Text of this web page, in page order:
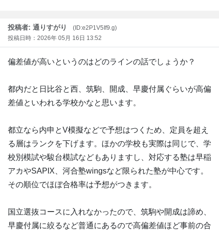
投稿者: 通りすがり
(ID:e2P1V5If9.g)
投稿日時：2026年 05月 16日 13:52
偏差値が高いというのはどのラインの話でしょうか？
都内だと日比谷と西、筑駒、開成、早慶付属ぐらいが高偏
差値といわれる学校かなと思います。
都立なら内申とV模擬などで予想はつくため、定員を超え
る層はランクを下げます。ほかの学校も実際は同じで、学
校別模試や駿台模試などもありますし、対応する塾は早稲
アカやSAPIX、河合塾wingsなど限られた塾が中心です。
その順位でほぼ合格率は予想がつきます。
国立選抜コースに入れなかったので、筑駒や開成は諦め、
早慶付属に絞るなど普通にあるので高偏差値ほど事前の合